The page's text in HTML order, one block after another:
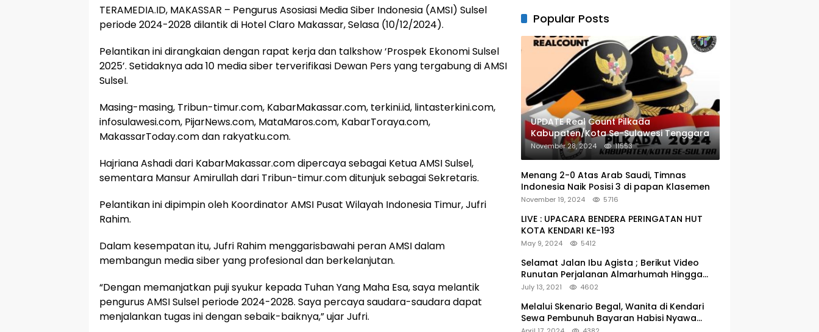
TERAMEDIA.ID, MAKASSAR – Pengurus Asosiasi Media Siber Indonesia (AMSI) Sulsel
periode 2024-2028 dilantik di Hotel Claro Makassar, Selasa (10/12/2024).
Pelantikan ini dirangkaian dengan rapat kerja dan talkshow ‘Prospek Ekonomi Sulsel
2025’. Setidaknya ada 10 media siber terverifikasi Dewan Pers yang tergabung di AMSI
Sulsel.
Masing-masing, Tribun-timur.com, KabarMakassar.com, terkini.id, lintasterkini.com,
infosulawesi.com, PijarNews.com, MataMaros.com, KabarToraya.com,
MakassarToday.com dan rakyatku.com.
Hajriana Ashadi dari KabarMakassar.com dipercaya sebagai Ketua AMSI Sulsel,
sementara Mansur Amirullah dari Tribun-timur.com ditunjuk sebagai Sekretaris.
Pelantikan ini dipimpin oleh Koordinator AMSI Pusat Wilayah Indonesia Timur, Jufri
Rahim.
Dalam kesempatan itu, Jufri Rahim menggarisbawahi peran AMSI dalam
membangun media siber yang profesional dan berkelanjutan.
“Dengan memanjatkan puji syukur kepada Tuhan Yang Maha Esa, saya melantik
pengurus AMSI Sulsel periode 2024-2028. Saya percaya saudara-saudara dapat
menjalankan tugas ini dengan sebaik-baiknya,” ujar Jufri.
Popular Posts
UPDATE Real Count Pilkada
Kabupaten/Kota Se-Sulawesi Tenggara
November 28, 2024 11553
Menang 2-0 Atas Arab Saudi, Timnas
Indonesia Naik Posisi 3 di papan Klasemen
November 19, 2024 5716
LIVE : UPACARA BENDERA PERINGATAN HUT
KOTA KENDARI KE-193
May 9, 2024 5412
Selamat Jalan Ibu Agista ; Berikut Video
Runutan Perjalanan Almarhumah Hingga
Menuju Peristirahatan Terakhir
July 13, 2021 4602
Melalui Skenario Begal, Wanita di Kendari
Sewa Pembunuh Bayaran Habisi Nyawa